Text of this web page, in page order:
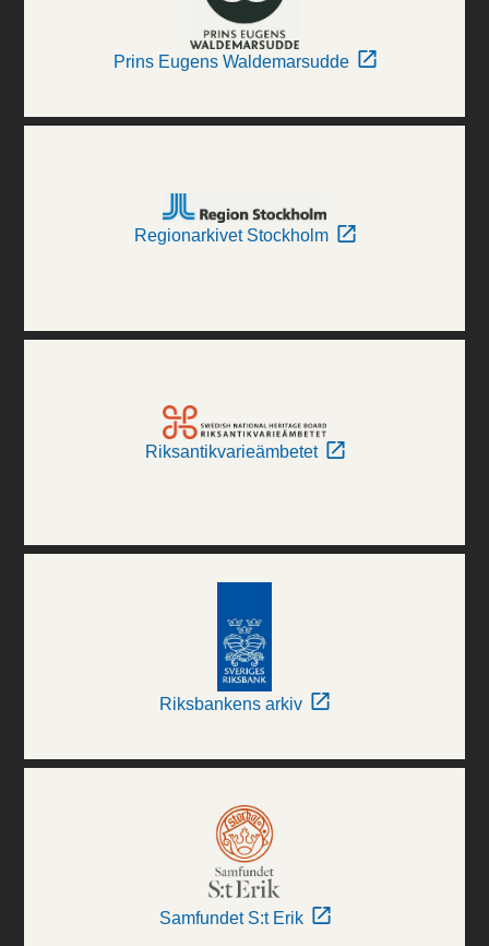
Prins Eugens Waldemarsudde
Regionarkivet Stockholm
Riksantikvarieämbetet
Riksbankens arkiv
Samfundet S:t Erik